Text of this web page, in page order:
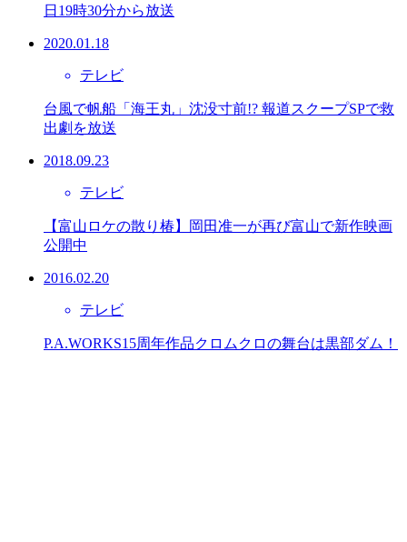
日19時30分から放送
2020.01.18
テレビ
台風で帆船「海王丸」沈没寸前!? 報道スクープSPで救
出劇を放送
2018.09.23
テレビ
【富山ロケの散り椿】岡田准一が再び富山で新作映画
公開中
2016.02.20
テレビ
P.A.WORKS15周年作品クロムクロの舞台は黒部ダム！